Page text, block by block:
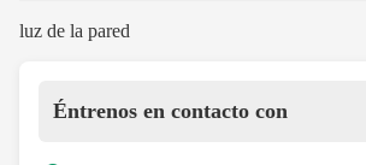
luz de la pared
Éntrenos en contacto con